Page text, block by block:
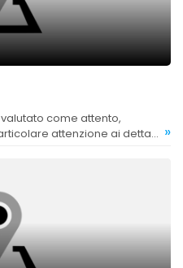
attenzione ai dettagli »